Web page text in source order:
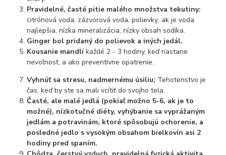
Pravidelné, časté pitie malého množstva tekutiny:
citrónová voda, zázvorová voda, polievky; ak je voda
najlepšia, nízka mineralizácia, nízky obsah sodíka.
Ginger bol pridaný do polievok a iných jedál.
Kousanie mandlíkaždé 2 - 3 hodiny, keď nastane
nevoľnosť, a ako preventívne opatrenie.
Vyhnúť sa stresu, nadmernému úsiliu; Tehotenstvo je
čas, keď by ste sa mali vcítiť do svojho tela.
Časté, ale malé jedlá (pokiaľ možno 5-6, ak je to
možné), nízkotučné diéty, vyhýbanie sa vyprážaným
jedlám a potravinám, ktoré spôsobujú ochorenie, a
posledné jedlo s vysokým obsahom bielkovín asi 2
hodiny pred spaním.